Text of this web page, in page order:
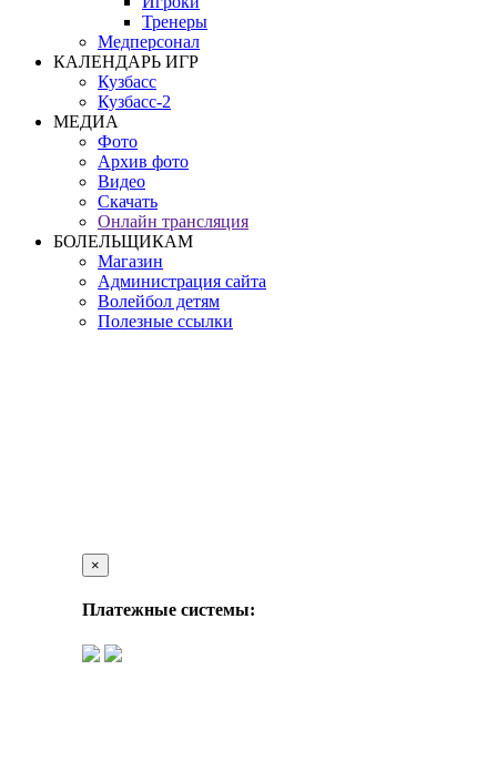
Тренеры
Медперсонал
КАЛЕНДАРЬ ИГР
Кузбасс
Кузбасс-2
МЕДИА
Фото
Архив фото
Видео
Скачать
Онлайн трансляция
БОЛЕЛЬЩИКАМ
Магазин
Администрация сайта
Волейбол детям
Полезные ссылки
×
Платежные системы: